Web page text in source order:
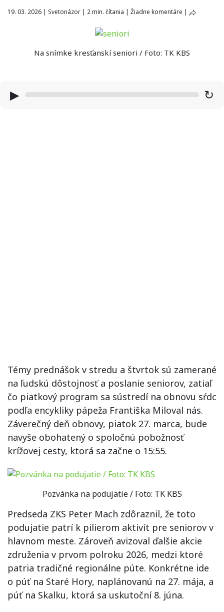
19. 03. 2026 | Svetonázor | 2 min. čítania | Žiadne komentáre |
Na snímke kresťanskí seniori / Foto: TK KBS
▶ ↻
Témy prednášok v stredu a štvrtok sú zamerané
na ľudskú dôstojnosť a poslanie seniorov, zatiaľ
čo piatkový program sa sústredí na obnovu sŕdc
podľa encykliky pápeža Františka Miloval nás.
Záverečný deň obnovy, piatok 27. marca, bude
navyše obohatený o spoločnú pobožnosť
krížovej cesty, ktorá sa začne o 15:55.
Pozvánka na podujatie / Foto: TK KBS
Predseda ZKS Peter Mach zdôraznil, že toto
podujatie patrí k pilierom aktivít pre seniorov v
hlavnom meste. Zároveň avizoval ďalšie akcie
združenia v prvom polroku 2026, medzi ktoré
patria tradičné regionálne púte. Konkrétne ide
o púť na Staré Hory, naplánovanú na 27. mája, a
púť na Skalku, ktorá sa uskutoční 8. júna.